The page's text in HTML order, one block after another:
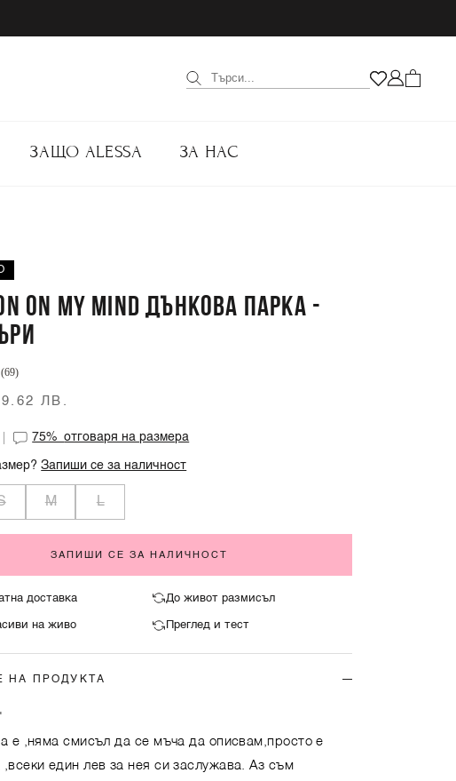
ЗАЩО ALESSA ЗА НАС
ON MY MIND ДЪНКОВА ПАРКА -
(69)
ЛВ.
75%отговаря на размера
Запиши се за наличност
M L
ЗАПИШИ СЕ ЗА НАЛИЧНОСТ
доставка До живот размисъл
на живо Преглед и тест
НА ПРОДУКТА
е ,няма смисъл да се мъча да описвам,просто е
един лев за нея си заслужава. Аз съм